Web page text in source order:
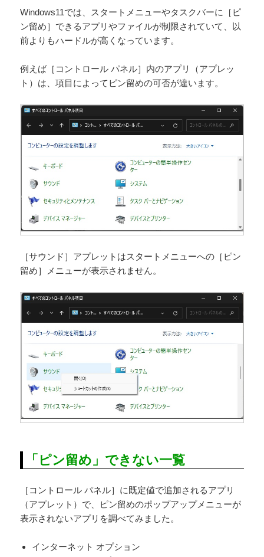
Windows11では、スタートメニューやタスクバーに［ピ
ン留め］できるアプリやファイルが制限されていて、以
前よりもハードルが高くなっています。
例えば［コントロール パネル］内のアプリ（アプレッ
ト）は、項目によってピン留めの可否が違います。
［サウンド］アプレットはスタートメニューへの［ピン
留め］メニューが表示されません。
「ピン留め」できない一覧
［コントロール パネル］に既定値で追加されるアプリ
（アプレット）で、ピン留めのポップアップメニューが
表示されないアプリを調べてみました。
インターネット オプション